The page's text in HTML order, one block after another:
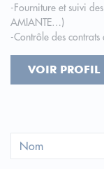
-Fourniture et suivi
AMIANTE…)
-Contrôle des contrats
VOIR PROFIL